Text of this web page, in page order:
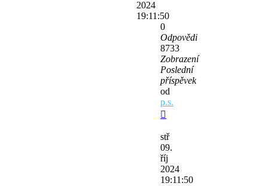
2024
19:11:50
0
Odpovědi
8733
Zobrazení
Poslední
příspěvek
od
p.s.
stř
09.
říj
2024
19:11:50